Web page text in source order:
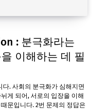
: 분극화라는
이해하는 데 필
다. 사회의 분극화가 심해지면
게 되어, 서로의 입장을 이해
문입니다. 2번 문제의 정답은